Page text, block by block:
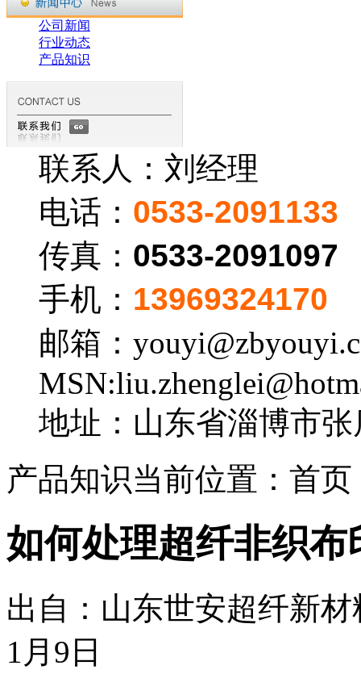
公司新闻
行业动态
产品知识
联系人：刘经理
电话： 0533-2091133
传真： 0533-2091097
手机： 13969324170
邮箱：
地址：山东省淄博市
产品知识当前位置：首
如何处理超纤非织布
出自：山东世安超纤新
1月9日